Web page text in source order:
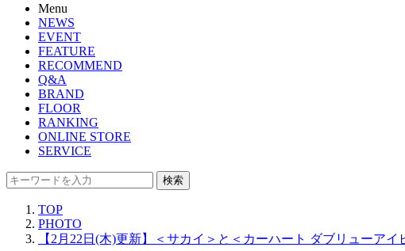
Menu
NEWS
EVENT
FEATURE
RECOMMEND
Q&A
BRAND
FLOOR
RANKING
ONLINE STORE
SERVICE
検索
TOP
PHOTO
【2月22日(木)更新】＜サカイ＞と＜カーハート ダブリューア